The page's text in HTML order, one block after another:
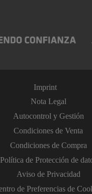
Imprint
Nota Legal
Autocontrol y Gestión
Condiciones de Venta
Condiciones de Compra
Política de Protección de
Aviso de Privacidad
de Preferencias de